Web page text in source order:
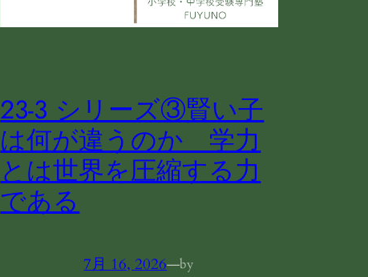
23-3 シリーズ③賢い子
は何が違うのか 学力
とは世界を圧縮する力
である
7月 16, 2026—by